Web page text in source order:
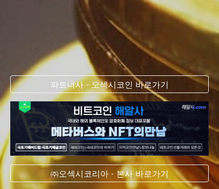
파트너사 - 오섹시코인 바로가기
㈜오섹시코리아 - 본사 바로가기